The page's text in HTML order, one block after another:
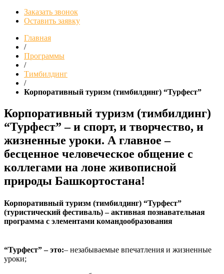
Заказать звонок
Оставить заявку
Главная
/
Программы
/
Тимбилдинг
/
Корпоративный туризм (тимбилдинг) “Турфест”
Корпоративный туризм (тимбилдинг)
“Турфест” – и спорт, и творчество, и
жизненные уроки. А главное –
бесценное человеческое общение с
коллегами на лоне живописной
природы Башкортостана!
Корпоративный туризм (тимбилдинг) “Турфест”
(туристический фестиваль) – активная познавательная
программа с элементами командообразования
“Турфест” – это:– незабываемые впечатления и жизненные
уроки;